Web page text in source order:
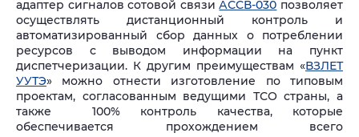
адаптер сигналов сотовой связиАССВ-030 позволяет
осуществлять дистанционный контроль и
автоматизированный сбор данных о потреблении
ресурсов с выводом информации на пункт
диспетчеризации. К другим преимуществам «ВЗЛЕТ
УУТЭ» можно отнести изготовление по типовым
проектам, согласованным ведущими ТСО страны, а
также 100% контроль качества, которые
обеспечивается прохождением всего